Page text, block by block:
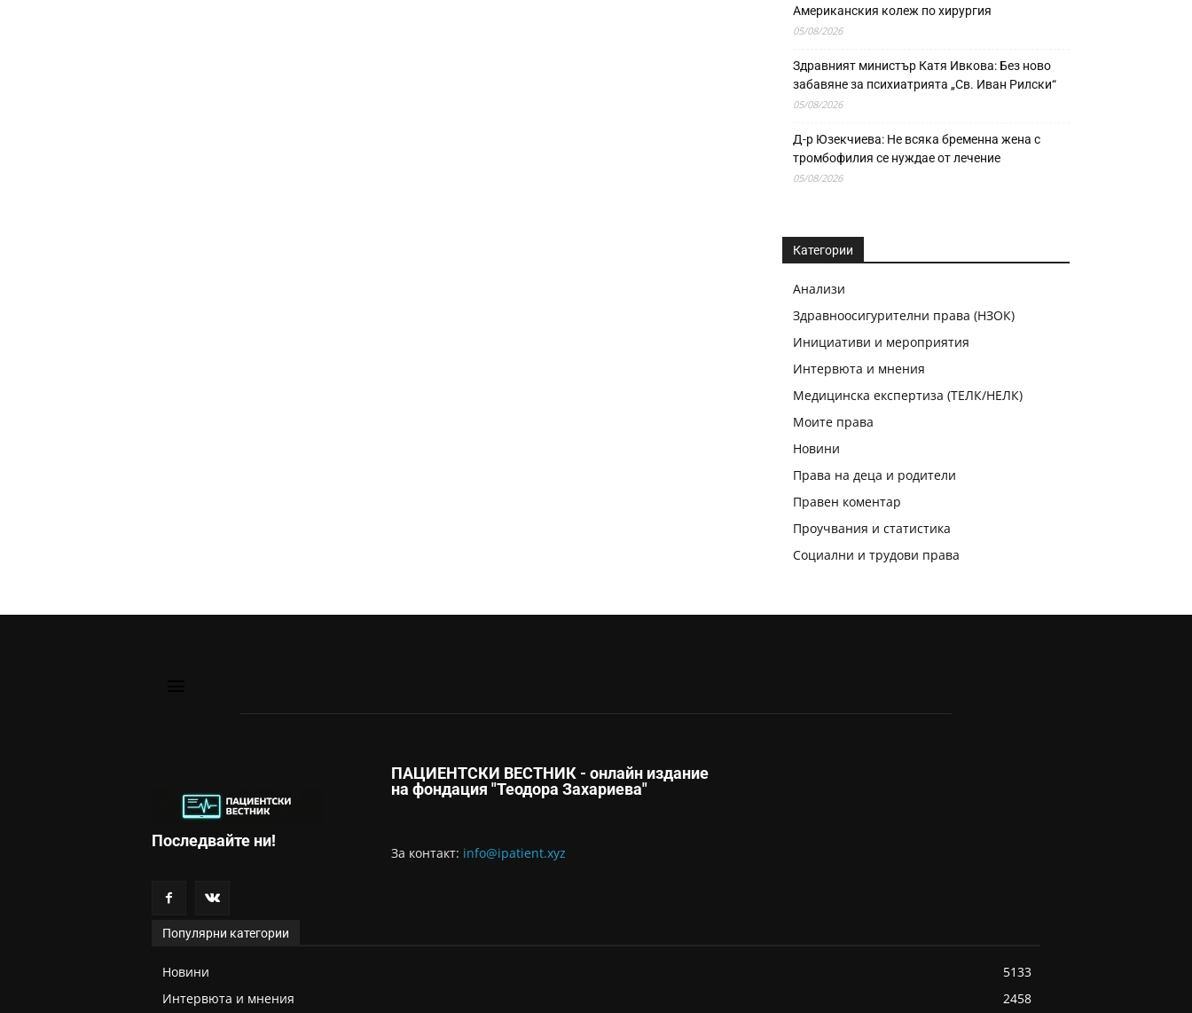
Американския колеж по хирургия
05/08/2026
Здравният министър Катя Ивкова: Без ново
забавяне за психиатрията „Св. Иван Рилски“
05/08/2026
Д-р Юзекчиева: Не всяка бременна жена с
тромбофилия се нуждае от лечение
05/08/2026
Категории
Анализи
Здравноосигурителни права (НЗОК)
Инициативи и мероприятия
Интервюта и мнения
Медицинска експертиза (ТЕЛК/НЕЛК)
Моите права
Новини
Права на деца и родители
Правен коментар
Проучвания и статистика
Социални и трудови права
Последвайте ни!
ПАЦИЕНТСКИ ВЕСТНИК - онлайн издание
на фондация "Теодора Захариева"
За контaкт: info@ipatient.xyz
Популярни категории
Новини
5133
Интервюта и мнения
2458